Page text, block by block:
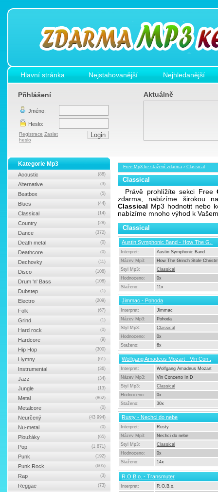
Hlavní stránka Nejstahovanější Nejhledanější
Přihlášení
Jméno:
Heslo:
Registrace Zaslat
heslo
Aktuálně
Free Mp3 ke stažení zdarma › Classical
Classical
Právě prohlížíte sekci Free
zdarma, nabízíme širokou
Classical
Mp3 hodnotit nebo
nabízíme mnoho výhod k
Classical
Austin Symphonic Band - How The G..
Interpret:
Austin Symphonic Band
Název Mp3:
How The Grinch Stole
Styl Mp3:
Classical
Hodnoceno:
0x
Staženo:
11x
Jimmac - Pohoda
Interpret:
Jimmac
Název Mp3:
Pohoda
Styl Mp3:
Classical
Hodnoceno:
0x
Staženo:
6x
Wolfgang Amadeus Mozart - Vln Con..
Interpret:
Wolfgang Amadeus Mozart
Název Mp3:
Vln Concerto In D
Styl Mp3:
Classical
Hodnoceno:
0x
Staženo:
30x
Rusty - Nechci do nebe
Interpret:
Rusty
Název Mp3:
Nechci do nebe
Styl Mp3:
Classical
Hodnoceno:
0x
Staženo:
14x
R.O.B.o. - Transmuter
Interpret:
R.O.B.o.
Kategorie Mp3
Acoustic (88)
Alternative (3)
Beatbox (5)
Blues (44)
Classical (14)
Country (28)
Dance (372)
Death metal (0)
Deathcore (0)
Dechovky (11)
Disco (108)
Drum 'n' Bass (108)
Dubstep (1)
Electro (209)
Folk (67)
Grind (1)
Hard rock (0)
Hardcore (9)
Hip Hop (300)
Hymny (61)
Instrumental (36)
Jazz (34)
Jungle (13)
Metal (862)
Metalcore (0)
Neurčený (43 994)
Nu-metal (0)
Ploužáky (65)
Pop (1 871)
Punk (192)
Punk Rock (605)
Rap (3)
Reggae (73)